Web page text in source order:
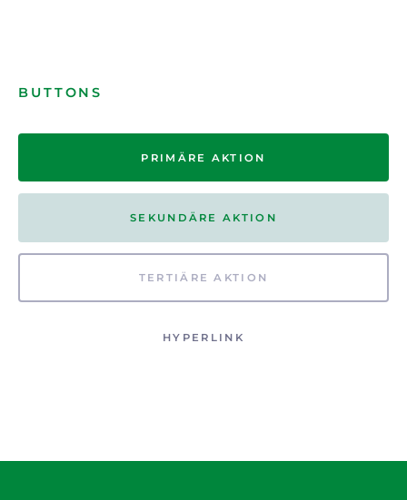
BUTTONS
PRIMÄRE AKTION
SEKUNDÄRE AKTION
TERTIÄRE AKTION
HYPERLINK